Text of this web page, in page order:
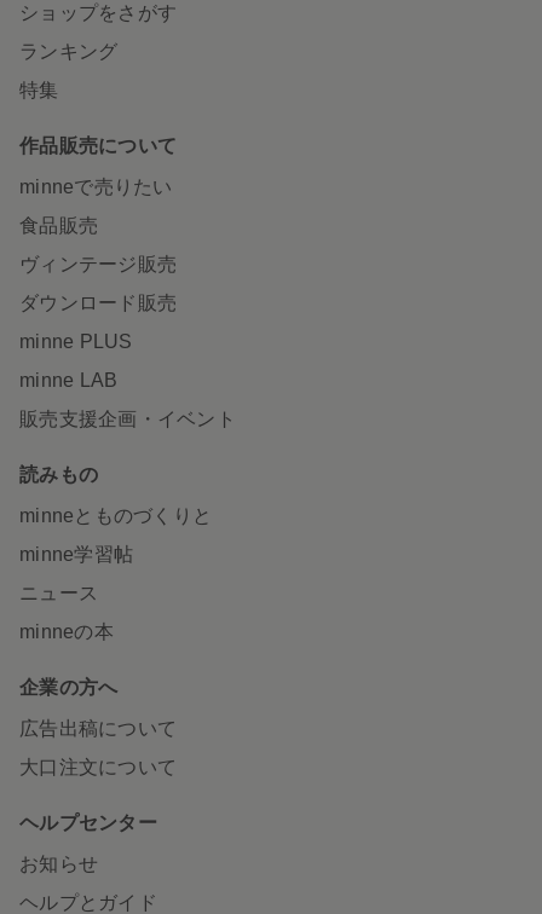
ショップをさがす
ランキング
特集
作品販売について
minneで売りたい
食品販売
ヴィンテージ販売
ダウンロード販売
minne PLUS
minne LAB
販売支援企画・イベント
読みもの
minneとものづくりと
minne学習帖
ニュース
minneの本
企業の方へ
広告出稿について
大口注文について
ヘルプセンター
お知らせ
ヘルプとガイド